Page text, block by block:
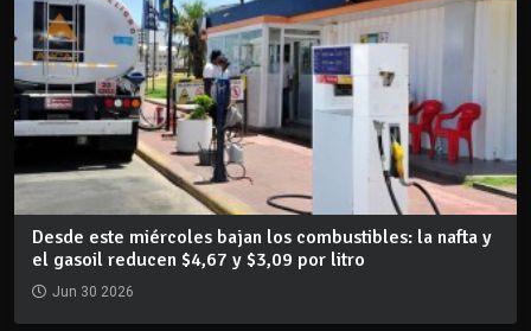
Desde este miércoles bajan los combustibles: la nafta y
el gasoil reducen $4,67 y $3,09 por litro
Jun 30 2026